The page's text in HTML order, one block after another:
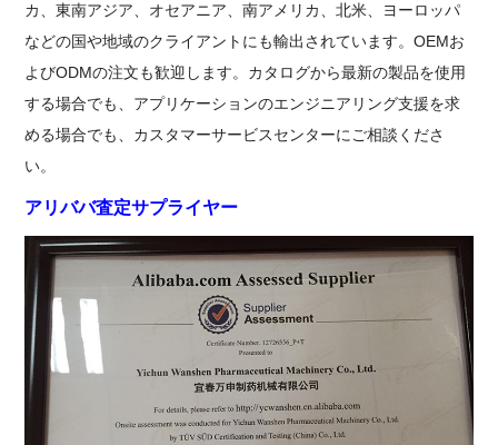
カ、東南アジア、オセアニア、南アメリカ、北米、ヨーロッパ
などの国や地域のクライアントにも輸出されています。OEMお
よびODMの注文も歓迎します。カタログから最新の製品を使用
する場合でも、アプリケーションのエンジニアリング支援を求
める場合でも、カスタマーサービスセンターにご相談くださ
い。
アリババ査定サプライヤー